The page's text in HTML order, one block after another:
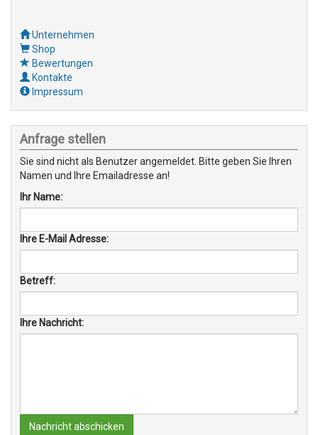
Unternehmen
Shop
Bewertungen
Kontakte
Impressum
Anfrage stellen
Sie sind nicht als Benutzer angemeldet. Bitte geben Sie Ihren
Namen und Ihre Emailadresse an!
Ihr Name:
Ihre E-Mail Adresse:
Betreff:
Ihre Nachricht:
Nachricht abschicken